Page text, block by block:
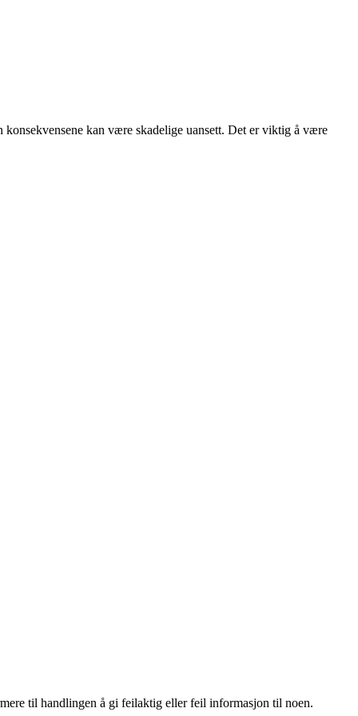
kan være skadelige uansett. Det er viktig å være
til handlingen å gi feilaktig eller feil informasjon til noen.